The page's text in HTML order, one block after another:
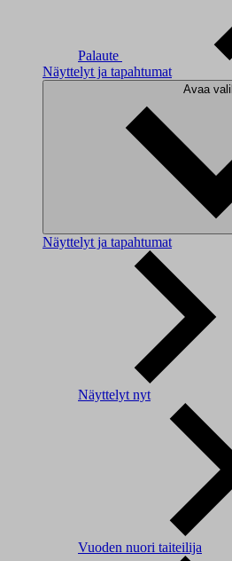
Palaute
Näyttelyt ja tapahtumat
Avaa
Näyttelyt ja tapahtumat
Näyttelyt nyt
Vuoden nuori taiteilija